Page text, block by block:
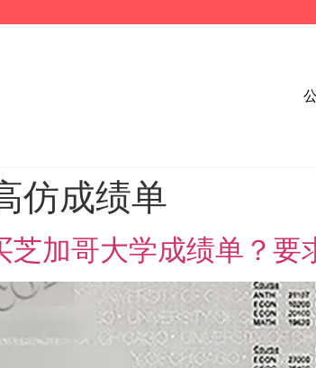
仿成绩单
加哥大学成绩单？要